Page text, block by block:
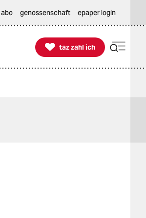
abo genossenschaft epaper login

taz zahl ich
taz zahl ich